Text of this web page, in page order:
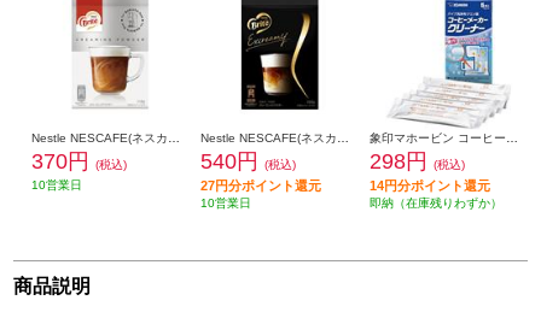
370円
(税込)
10営業日
540円 (税込)
27円分ポイント還元
10営業日
298円 (税込)
14円分ポイント還元
即納（在庫残りわずか）
商品説明